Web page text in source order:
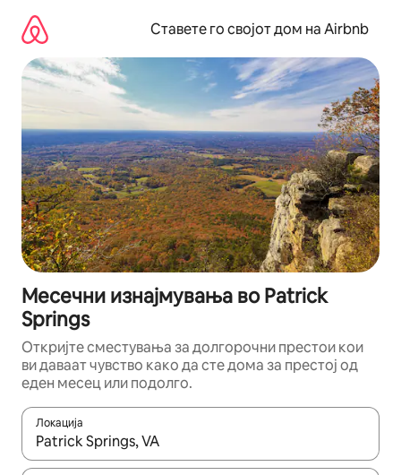
содржина
Ставете го својот дом на Airbnb
Месечни изнајмувања во Patrick
Springs
Откријте сместувања за долгорочни престои кои
ви даваат чувство како да сте дома за престој од
еден месец или подолго.
Локација
Кога резултатите се достапни, движете се со копчињата